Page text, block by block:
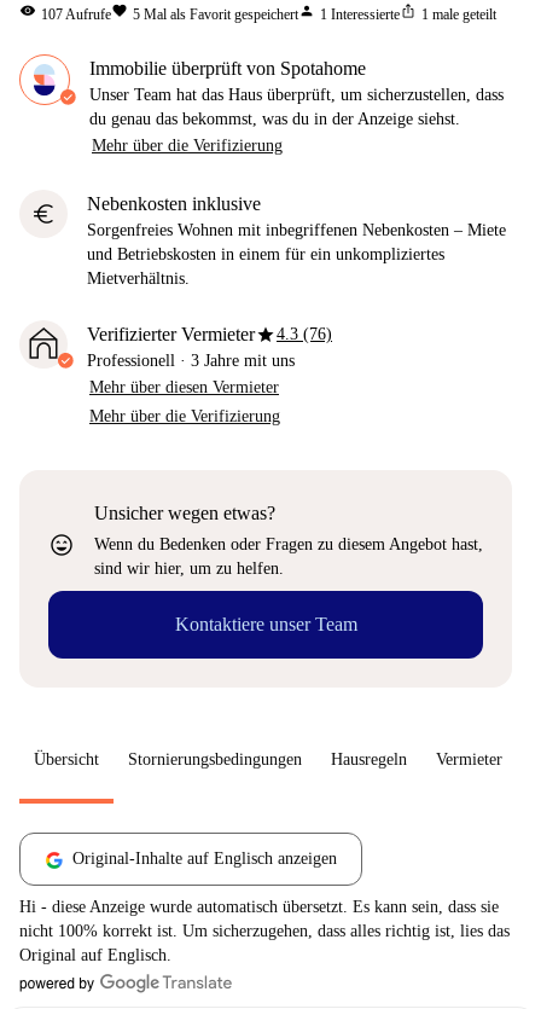
visibility 107Aufrufefavorite 5 Mal als Favorit gespeichertperson 1 Interessierteios_share 1 male geteilt
Immobilie überprüft von Spotahome
Unser Team hat das Haus überprüft, um sicherzustellen, dass
du genau das bekommst, was du in der Anzeige siehst.
Mehr über die Verifizierung
euro Nebenkosten inklusive
Sorgenfreies Wohnen mit inbegriffenen Nebenkosten – Miete
und Betriebskosten in einem für ein unkompliziertes
Mietverhältnis.
Verifizierter Vermieterstar4.3 (76)
Professionell · 3 Jahre mit uns
Mehr über diesen Vermieter
Mehr über die Verifizierung
sentiment_very_satisfied
Unsicher wegen etwas?
Wenn du Bedenken oder Fragen zu diesem Angebot hast,
sind wir hier, um zu helfen.
Kontaktiere unser Team
Übersicht Stornierungsbedingungen Hausregeln Vermieter
Original-Inhalte auf Englisch anzeigen
Hi - diese Anzeige wurde automatisch übersetzt. Es kann sein, dass sie
nicht 100% korrekt ist. Um sicherzugehen, dass alles richtig ist, lies das
Original auf Englisch.